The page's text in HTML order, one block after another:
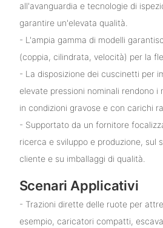
all'avanguardia e tecnologie di
garantire un'elevata qualità.
- L'ampia gamma di modelli
(coppia, cilindrata, velocità) per la
- La disposizione dei cuscinetti per
elevate pressioni nominali rendono
in condizioni gravose e con carichi
- Supportato da un fornitore
ricerca e sviluppo e produzione, sul
cliente e su imballaggi di qualità.
Scenari Applicativi
- Trazioni dirette delle ruote per
esempio, caricatori compatti,